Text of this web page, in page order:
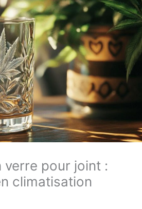
verre pour joint :
climatisation